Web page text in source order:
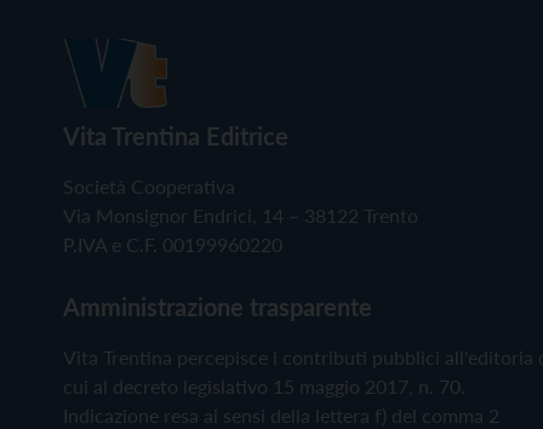
Vita Trentina Editrice
Società Cooperativa
Via Monsignor Endrici, 14 – 38122 Trento
P.IVA e C.F. 00199960220
Amministrazione trasparente
Vita Trentina percepisce i contributi pubblici all'editoria
cui al decreto legislativo 15 maggio 2017, n. 70.
Indicazione resa ai sensi della lettera f) del comma 2